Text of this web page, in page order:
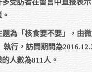
受訪者在留言中直接表
為「核食要不要」，由
執行，訪問期間為
人數為811人。